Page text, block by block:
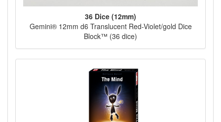
36 Dice (12mm)
Gemini® 12mm d6 Translucent Red-Violet/gold Dice
Block™ (36 dice)